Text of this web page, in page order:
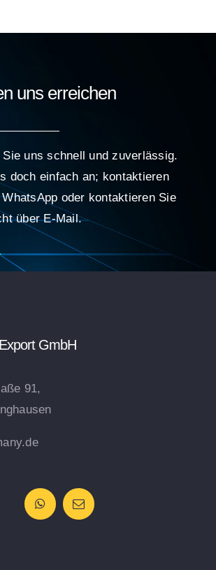
uns erreichen
uns schnell und zuverlässig.
doch einfach an; kontaktieren
oder kontaktieren Sie
über E-Mail.
GmbH
91,